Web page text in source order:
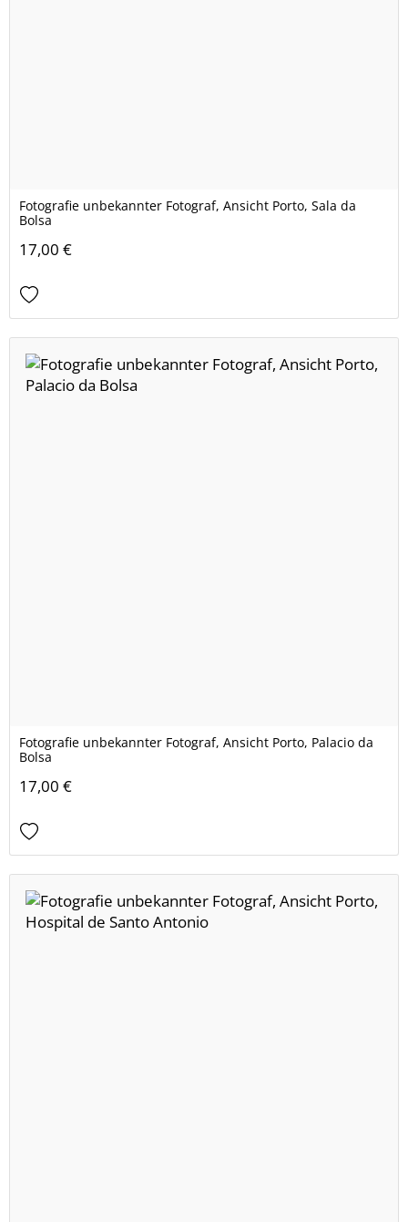
Fotografie unbekannter Fotograf, Ansicht Porto, Sala da
Bolsa
17,00 €
Fotografie unbekannter Fotograf, Ansicht Porto, Palacio da
Bolsa
17,00 €